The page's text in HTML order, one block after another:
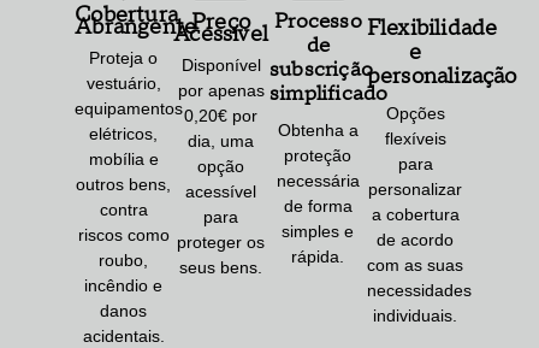
Cobertura
Abrangente
Proteja o
vestuário,
equipamentos
elétricos,
mobília e
outros bens,
contra
riscos como
roubo,
incêndio e
danos
acidentais.
Preço
Acessível
Disponível
por apenas
0,20€ por
dia, uma
opção
acessível
para
proteger os
seus bens.
Processo
de
subscrição
simplificado
Obtenha a
proteção
necessária
de forma
simples e
rápida.
Flexibilidade
e
personalização
Opções
flexíveis
para
personalizar
a cobertura
de acordo
com as suas
necessidades
individuais.